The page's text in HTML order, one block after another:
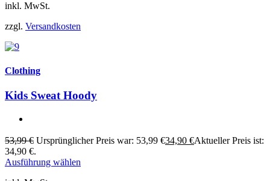
inkl. MwSt.
zzgl. Versandkosten
Clothing
Kids Sweat Hoody
53,99€ Ursprünglicher Preis war: 53,99 €34,90 €Aktueller Preis ist:
34,90 €.
Ausführung wählen